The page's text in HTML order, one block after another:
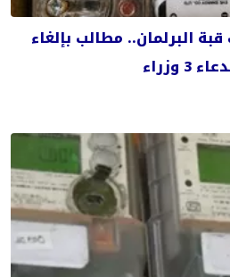
البرلمان.. مطالب بإلغاء